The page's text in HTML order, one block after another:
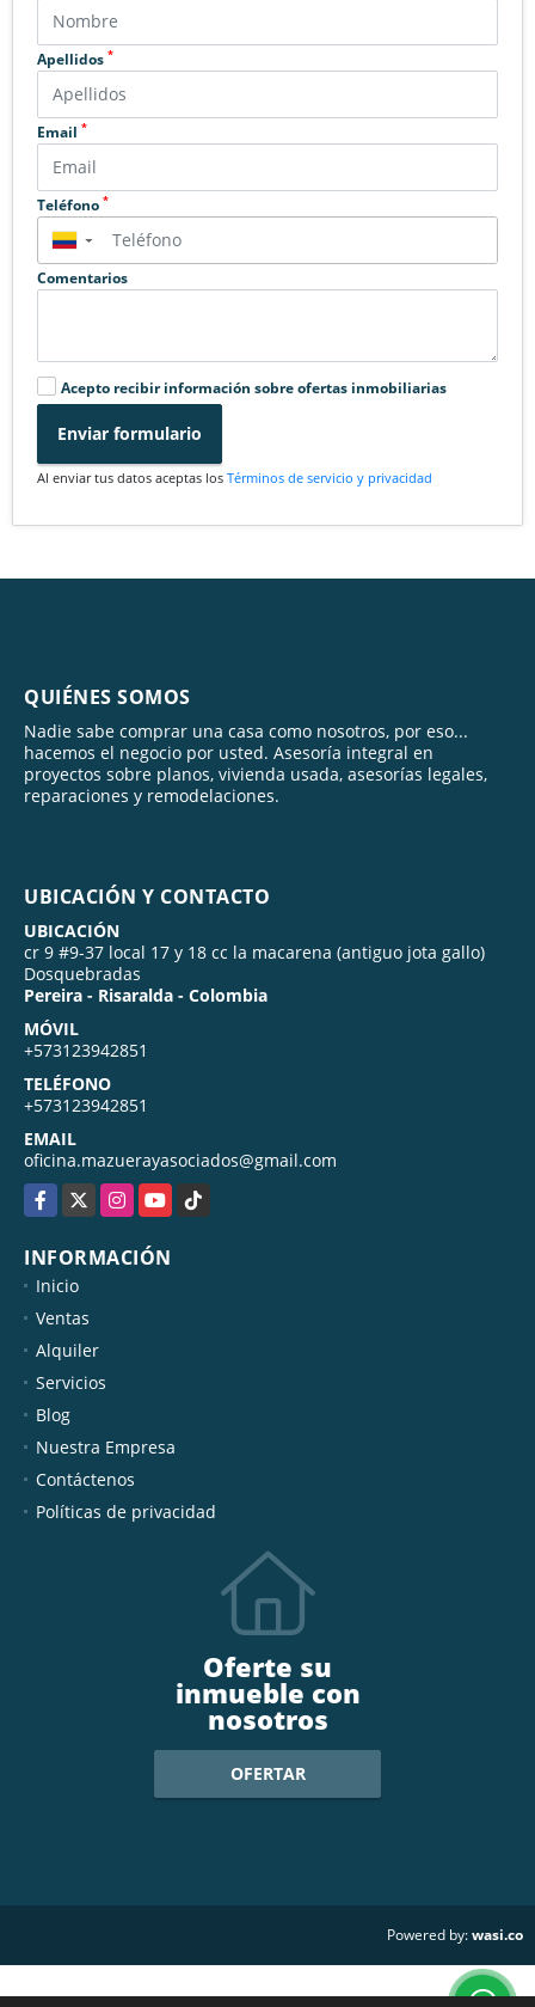
Apellidos *
Email *
Teléfono *
▼
Comentarios
Acepto recibir información sobre ofertas inmobiliarias
Enviar formulario
Al enviar tus datos aceptas los Términos de servicio y privacidad
QUIÉNES SOMOS
Nadie sabe comprar una casa como nosotros, por eso...
hacemos el negocio por usted. Asesoría integral en
proyectos sobre planos, vivienda usada, asesorías legales,
reparaciones y remodelaciones.
UBICACIÓN Y CONTACTO
UBICACIÓN
cr 9 #9-37 local 17 y 18 cc la macarena (antiguo jota gallo)
Dosquebradas
Pereira - Risaralda - Colombia
MÓVIL
+573123942851
TELÉFONO
+573123942851
EMAIL
oficina.mazuerayasociados@gmail.com
Facebook
X InstagramYouTubeTikTok
INFORMACIÓN
Inicio
Ventas
Alquiler
Servicios
Blog
Nuestra Empresa
Contáctenos
Políticas de privacidad
Oferte su
inmueble con
nosotros
OFERTAR
Powered by:wasi.co